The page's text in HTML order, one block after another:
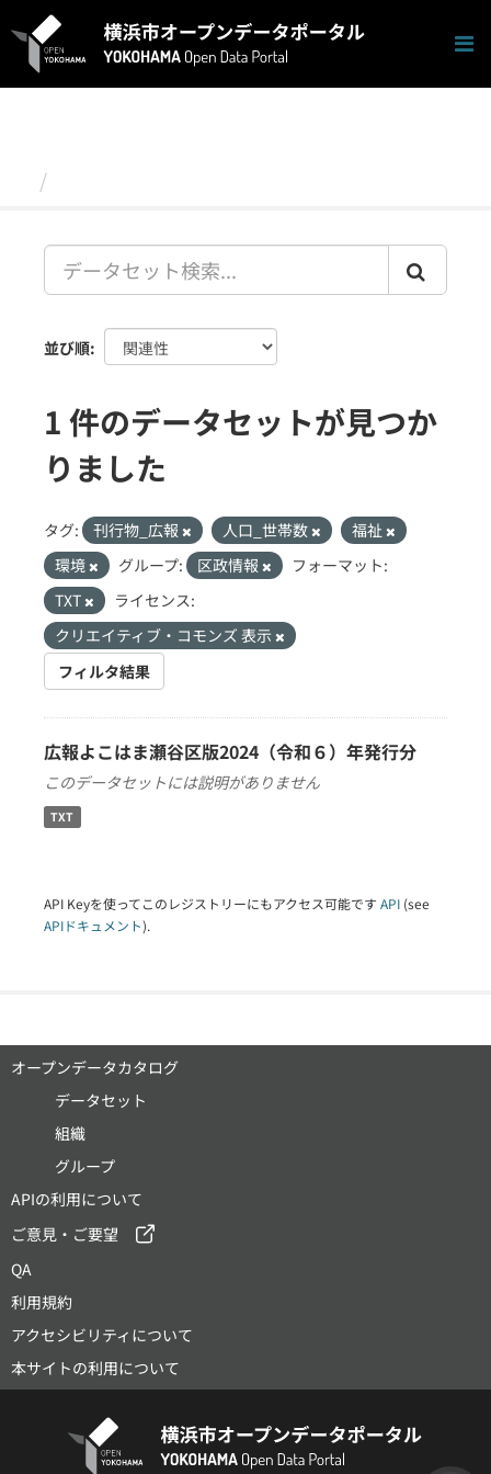
キ
並び順
1 件のデータセットが見つか
りました
タグ: 刊行物_広報 人口_世帯数
福祉
環境
グループ: 区政情報
フォーマット:
TXT
ライセンス:
クリエイティブ・コモンズ 表示
フィルタ結果
広報よこはま瀬谷区版2024（令和６）年発行分
このデータセットには説明がありません
TXT
API Keyを使ってこのレジストリーにもアクセス可能です API (see
APIドキュメント).
オープンデータカタログ
データセット
組織
グループ
APIの利用について
ご意見・ご要望
QA
利用規約
アクセシビリティについて
本サイトの利用について